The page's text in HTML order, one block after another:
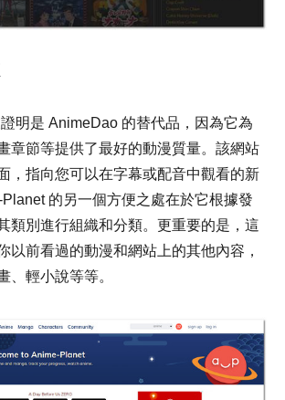
明是 AnimeDao 的替代品，因為它為
章節等提供了最好的動漫質量。該網站
，指向您可以在字幕或配音中觀看的新
的另一個方便之處在於它根據發
類別進行組織和分類。更重要的是，這
以前看過的動漫和網站上的其他內容，
、輕小說等等。